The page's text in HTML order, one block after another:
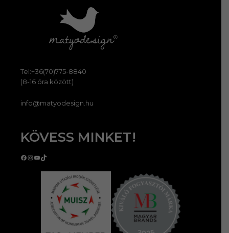
Tel:+36(70)775-8840
(8-16 óra között)
info@matyodesign.hu
KÖVESS MINKET!
Facebook
Instagram
YouTube
TikTok